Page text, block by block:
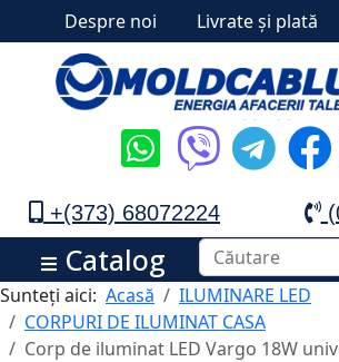
Despre noi Livrate și plată
+(373) 68072224
Catalog
Sunteți aici: Acasă
ILUMINARE LED
CORPURI DE ILUMINAT CASA
Corp de iluminat LED Vargo 18W